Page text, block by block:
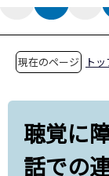
で
現在のページ ト
な
聴覚に
話での